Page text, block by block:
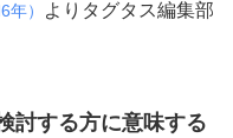
）
よりタグタス編集部
討する方に意味する